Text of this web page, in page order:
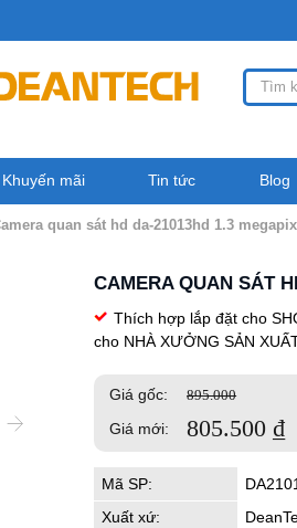
Khuyến mãi Tin tức Blog
camera quan sát hd da-21013hd 1.3
CAMERA QUAN SÁT
Thích hợp lắp đặt cho
cho NHÀ XƯỞNG SẢN
Giá gốc: 895.000
Giá mới: 805.500 ₫
Mã SP:
Xuất xứ: